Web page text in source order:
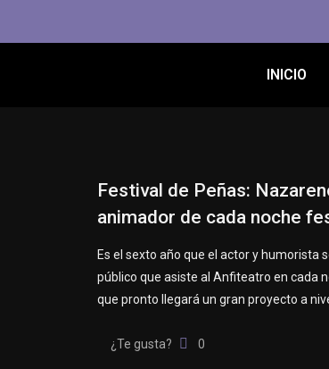
INICIO
Festival de Peñas:
animador de cada noche
Es el sexto año que el actor y humorista
público que asiste al Anfiteatro en cada
que pronto llegará un gran proyecto a
¿Te gusta? 0